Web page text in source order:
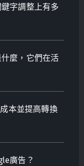
字調整上有多
麼，它們在活
本並提高轉換
廣告？